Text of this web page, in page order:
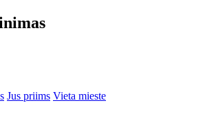
Jus priims Vieta mieste